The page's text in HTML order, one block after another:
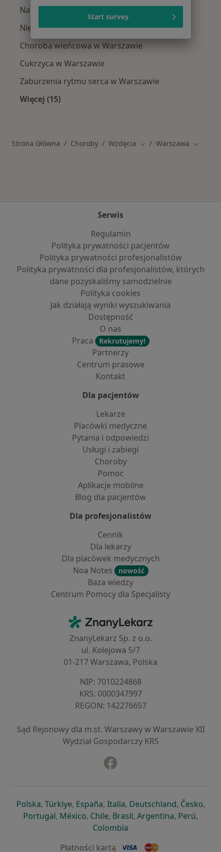
Nadciśnienie tętnicze w Warszawie
Niewydolność serca w Warszawie
Choroba wieńcowa w Warszawie
Cukrzyca w Warszawie
Zaburzenia rytmu serca w Warszawie
Więcej (15)
Strona Główna Choroby Wzdęcia Zmień miasto
Warszawa Zmień
Serwis
Regulamin
Polityka prywatności pacjentów
Polityka prywatności profesjonalistów
Polityka prywatności dla profesjonalistów, których
dane pozyskaliśmy samodzielnie
Polityka cookies
Jak działają wyniki wyszukiwania
Dostępność
O nas
Praca
Rekrutujemy!
Partnerzy
Centrum prasowe
Kontakt
Dla pacjentów
Lekarze
Placówki medyczne
Pytania i odpowiedzi
Usługi i zabiegi
Choroby
Pomoc
Aplikacje mobilne
Blog dla pacjentów
Dla profesjonalistów
Cennik
Dla lekarzy
Dla placówek medycznych
Noa Notes
nowość
Baza wiedzy
Centrum Pomocy dla Specjalisty
ZnanyLekarz - Strona główna
ZnanyLekarz Sp. z o.o.
ul. Kolejowa 5/7
01-217 Warszawa, Polska
NIP: ⁠7010224868
KRS: ⁠0000347997
REGON: ⁠142276657
Sąd Rejonowy dla m.st. Warszawy w Warszawie XII
Wydział Gospodarczy KRS
Polskaotwiera się w nowej karcie
, Türkiyeotwiera się w nowej karcie
, Españaotwiera się w nowej karcie
, Italiaotwiera się w nowej
, Deutschlandotwiera się
, Česko,
Portugalotwiera się w nowej karcie
, Méxicootwiera się w nowej karcie
, Chileotwiera się w nowej karcie
, Brasilotwiera się w nowej
, Argentinaotwiera się
, Perú,
Colombia
Płatności kartą
Start survey